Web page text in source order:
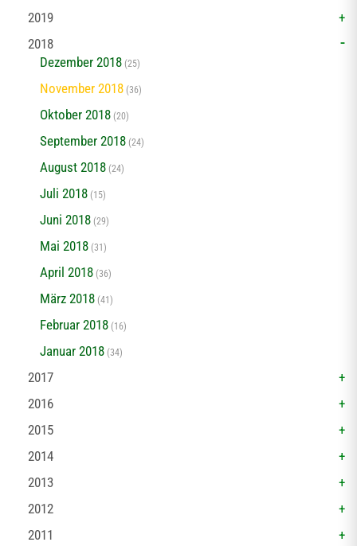
2019
2018
Dezember 2018 (25)
November 2018 (36)
Oktober 2018 (20)
September 2018 (24)
August 2018 (24)
Juli 2018 (15)
Juni 2018 (29)
Mai 2018 (31)
April 2018 (36)
März 2018 (41)
Februar 2018 (16)
Januar 2018 (34)
2017
2016
2015
2014
2013
2012
2011